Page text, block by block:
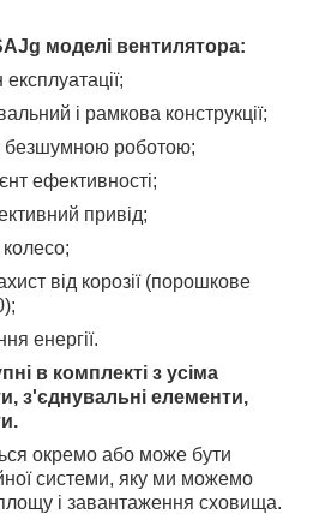
моделі вентилятора:
і рамкова конструкції;
безшумною роботою;
ефективності;
привід;
від корозії (порошкове
енергії.
в комплекті з усіма
з'єднувальні елементи,
окремо або може бути
системи, яку ми можемо
і завантаження сховища.